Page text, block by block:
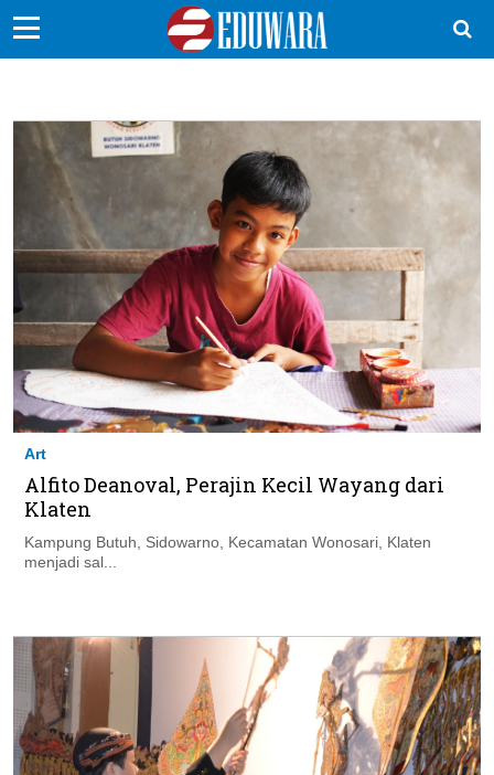
Sekolah Kita
Vokasi
Kampus
Idea
EduDana
Ikuti Kami di:
Art
Alfito Deanoval, Perajin Kecil Wayang dari
Klaten
Kampung Butuh, Sidowarno, Kecamatan Wonosari, Klaten
menjadi sal...